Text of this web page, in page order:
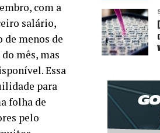
com a
salário,
menos de
mês, mas
Essa
para
folha de
pelo